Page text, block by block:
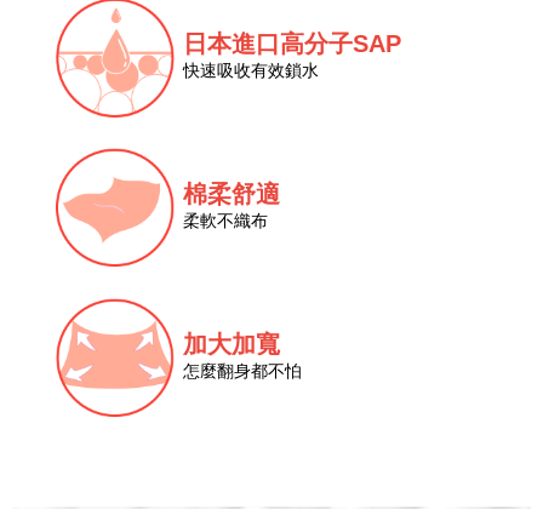
日本進口高分子SAP
快速吸收有效鎖水
棉柔舒適
柔軟不織布
加大加寬
怎麼翻身都不怕